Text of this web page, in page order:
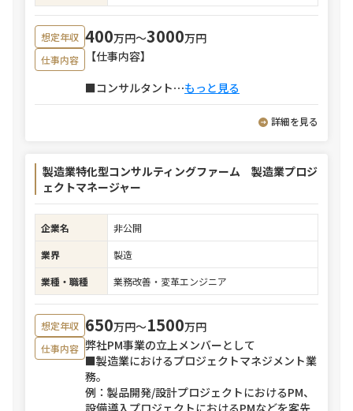
想定年収 400万円〜3000万円
仕事内容
【仕事内容】
■コンサルタント⋯もっと見る
詳細を見る
製造業特化型コンサルティングファーム 製造業プロジ
ェクトマネージャー
企業名
非公開
業界
製造
業種・職種
業務改善・変革エンジニア
想定年収 650万円〜1500万円
仕事内容 弊社PM事業の立上メンバーとして
■製造業におけるプロジェクトマネジメント業
務。
例：製品開発/設計プロジェクトにおけるPM、
設備導入プロジェクトにおけるPMなどを客先